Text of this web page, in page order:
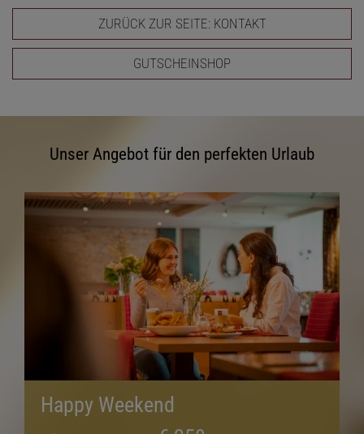
ZURÜCK ZUR SEITE: KONTAKT
GUTSCHEINSHOP
Unser Angebot für den perfekten Urlaub
Happy Weekend